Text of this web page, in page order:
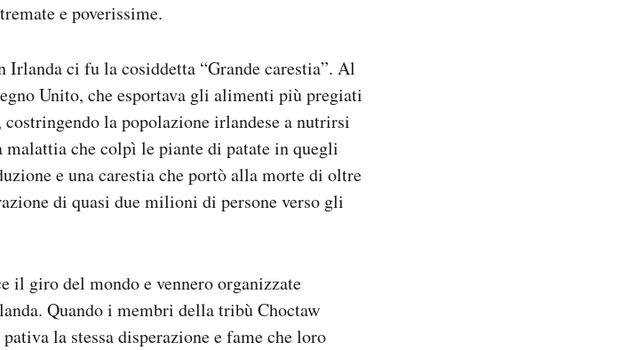
e poverissime.
ci fu la cosiddetta “Grande carestia”. Al
Unito, che esportava gli alimenti più pregiati
la popolazione irlandese a nutrirsi
malattia che colpì le piante di patate in quegli
e una carestia che portò alla morte di oltre
di quasi due milioni di persone verso gli
il giro del mondo e vennero organizzate
Quando i membri della tribù Choctaw
la stessa disperazione e fame che loro